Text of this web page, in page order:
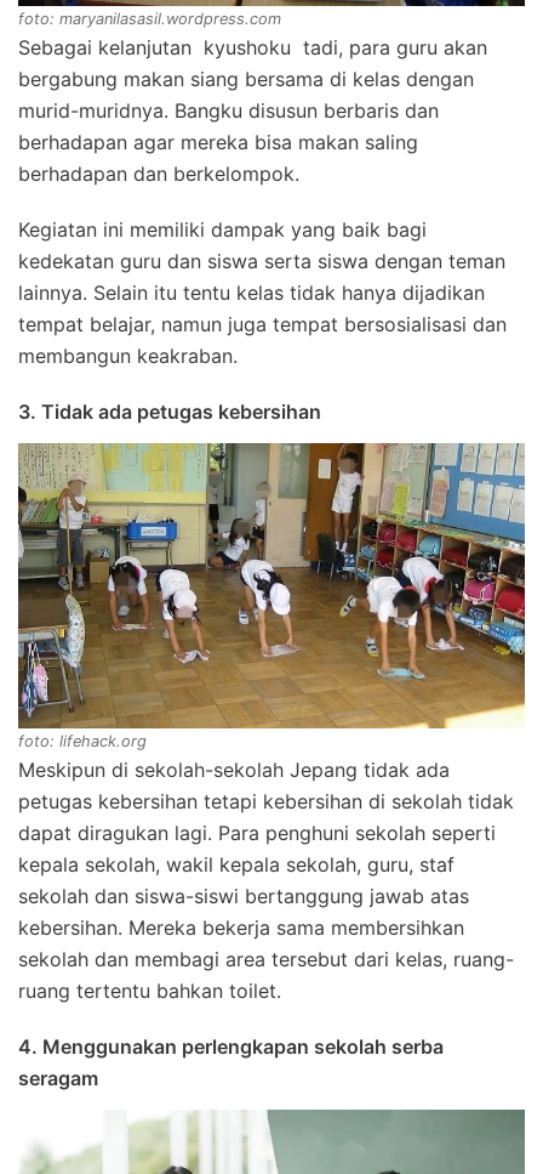
foto: maryanilasasil.wordpress.com
Sebagai kelanjutan kyushoku tadi, para guru akan
bergabung makan siang bersama di kelas dengan
murid-muridnya. Bangku disusun berbaris dan
berhadapan agar mereka bisa makan saling
berhadapan dan berkelompok.
Kegiatan ini memiliki dampak yang baik bagi
kedekatan guru dan siswa serta siswa dengan teman
lainnya. Selain itu tentu kelas tidak hanya dijadikan
tempat belajar, namun juga tempat bersosialisasi dan
membangun keakraban.
3. Tidak ada petugas kebersihan
foto: lifehack.org
Meskipun di sekolah-sekolah Jepang tidak ada
petugas kebersihan tetapi kebersihan di sekolah tidak
dapat diragukan lagi. Para penghuni sekolah seperti
kepala sekolah, wakil kepala sekolah, guru, staf
sekolah dan siswa-siswi bertanggung jawab atas
kebersihan. Mereka bekerja sama membersihkan
sekolah dan membagi area tersebut dari kelas, ruang-
ruang tertentu bahkan toilet.
4. Menggunakan perlengkapan sekolah serba
seragam